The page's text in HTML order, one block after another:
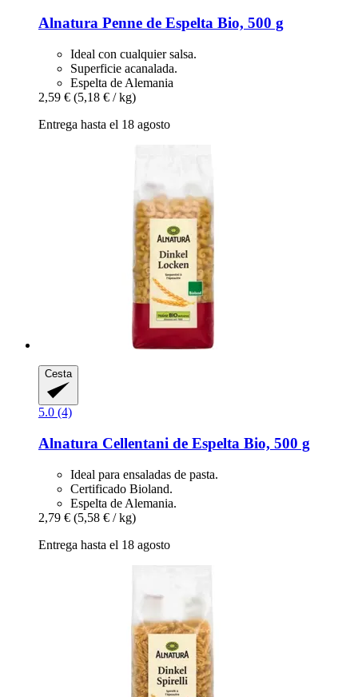
Alnatura Penne de Espelta Bio, 500 g
Ideal con cualquier salsa.
Superficie acanalada.
Espelta de Alemania
2,59 € (5,18 € / kg)
Entrega hasta el 18 agosto
Cesta
5.0 (4)
Alnatura Cellentani de Espelta Bio, 500 g
Ideal para ensaladas de pasta.
Certificado Bioland.
Espelta de Alemania.
2,79 € (5,58 € / kg)
Entrega hasta el 18 agosto